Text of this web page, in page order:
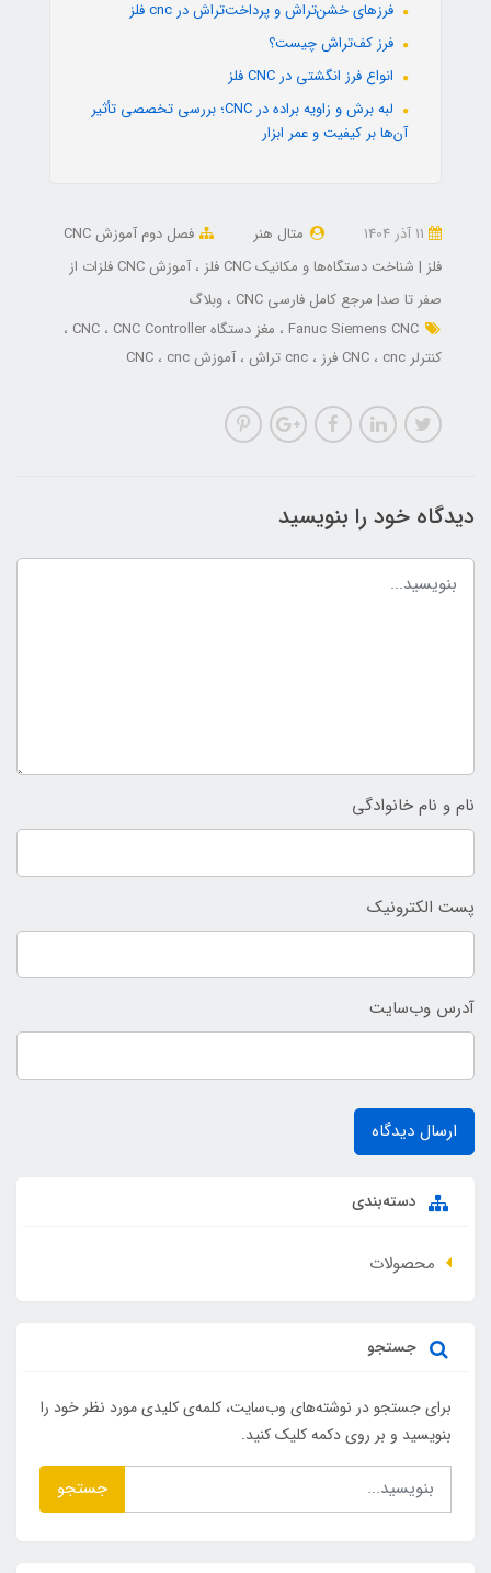
فرزهای خشن‌تراش و پرداخت‌تراش در cnc فلز
فرز کف‌تراش چیست؟
انواع فرز انگشتی در CNC فلز
لبه برش و زاویه براده در CNC؛ بررسی تخصصی تأثیر
آن‌ها بر کیفیت و عمر ابزار
متال هنر
فصل دوم آموزش CNC
فلز | شناخت دستگاه‌ها و مکانیک CNC فلز
آموزش CNC فلزات از
صفر تا صد| مرجع کامل فارسی CNC
وبلاگ
Fanuc Siemens CNC
مغز دستگاه CNCCNC Controller
کنترلر CNC cnc فرز cnc تراش آموزش CNCcnc
دیدگاه خود را بنویسید
نام و نام خانوادگی
پست الکترونیک
آدرس وب‌سایت
ارسال دیدگاه
دسته‌بندی
محصولات
جستجو
برای جستجو در نوشته‌های وب‌سایت، کلمه‌ی کلیدی مورد نظر خود را
بنویسید و بر روی دکمه کلیک کنید.
جستجو